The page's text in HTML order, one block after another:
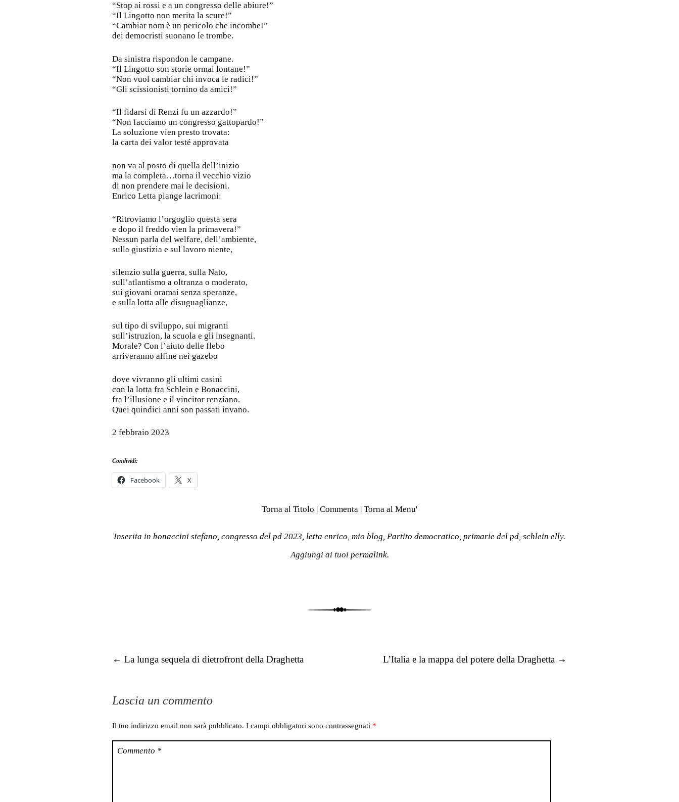
“Stop ai rossi e a un congresso delle abiure!”
“Il Lingotto non merita la scure!”
“Cambiar nom è un pericolo che incombe!”
dei democristi suonano le trombe.
Da sinistra rispondon le campane.
“Il Lingotto son storie ormai lontane!”
“Non vuol cambiar chi invoca le radici!”
“Gli scissionisti tornino da amici!”
“Il fidarsi di Renzi fu un azzardo!”
“Non facciamo un congresso gattopardo!”
La soluzione vien presto trovata:
la carta dei valor testé approvata
non va al posto di quella dell’inizio
ma la completa…torna il vecchio vizio
di non prendere mai le decisioni.
Enrico Letta piange lacrimoni:
“Ritroviamo l’orgoglio questa sera
e dopo il freddo vien la primavera!”
Nessun parla del welfare, dell’ambiente,
sulla giustizia e sul lavoro niente,
silenzio sulla guerra, sulla Nato,
sull’atlantismo a oltranza o moderato,
sui giovani oramai senza speranze,
e sulla lotta alle disuguaglianze,
sul tipo di sviluppo, sui migranti
sull’istruzion, la scuola e gli insegnanti.
Morale? Con l’aiuto delle flebo
arriveranno alfine nei gazebo
dove vivranno gli ultimi casini
con la lotta fra Schlein e Bonaccini,
fra l’illusione e il vincitor renziano.
Quei quindici anni son passati invano.
2 febbraio 2023
Condividi:
Facebook X
Torna al Titolo | Commenta | Torna al Menu'
Inserita in bonaccini stefano congresso del pd 2023 letta enrico mio blog Partito democratico primarie del pd schlein elly.
Aggiungi ai tuoi permalink.
Post navigation
← La lunga sequela di dietrofront della Draghetta L’Italia e la mappa del potere della Draghetta →
Lascia un commento
Il tuo indirizzo email non sarà pubblicato. I campi obbligatori sono contrassegnati *
Commento *